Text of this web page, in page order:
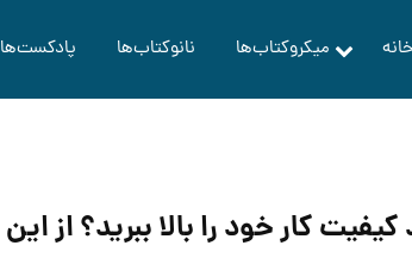
خانه میکروکتاب‌ها نانوکتاب‌ها پادکست‌ها
خود را بالا ببرید؟ از این ۵ راهکار علمی استفاده کنید!